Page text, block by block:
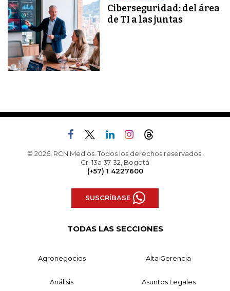
Ciberseguridad: del área
de TI a las juntas
© 2026, RCN Medios. Todos los derechos reservados.
Cr. 13a 37-32, Bogotá
(+57) 1 4227600
SUSCRÍBASE
TODAS LAS SECCIONES
Agronegocios Alta Gerencia
Análisis Asuntos Legales